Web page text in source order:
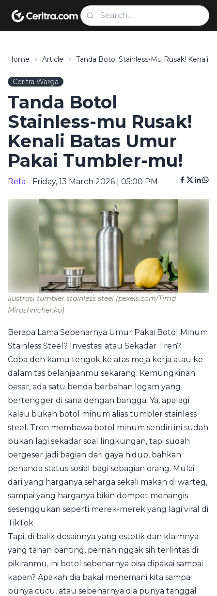
Home Article Tanda Botol Stainless-Mu Rusak! Kenali
Ceritra Warga
Tanda Botol
Stainless-mu Rusak!
Kenali Batas Umur
Pakai Tumbler-mu!
Refa - Friday, 13 March 2026 | 05:00 PM
Ilustrasi tumbler stainless steel (pexels.com/Tima
Miroshnichenko)
Berapa Lama Sebenarnya Umur Pakai Botol Minum
Stainless Steel? Investasi atau Sekadar Tren?
Coba deh kamu tengok ke atas meja kerja atau ke
dalam tas belanjaanmu sekarang. Kemungkinan
besar, ada satu benda berbahan logam yang
bertengger di sana dengan bangga. Ya, apalagi
kalau bukan botol minum alias tumbler stainless
steel. Tren membawa botol minum sendiri ini sudah
bukan lagi sekadar soal lingkungan, tapi sudah
bergeser jadi bagian dari gaya hidup, bahkan
penanda status sosial bagi sebagian orang. Mulai
dari yang harganya seharga sekali makan di warteg,
sampai yang harganya bikin dompet menangis
sesenggukan seperti merek-merek yang lagi viral di
TikTok.
Tapi, di balik desainnya yang estetik dan klaimnya
yang tahan banting, pernah nggak sih terlintas di
pikiranmu, ini botol sebenarnya bisa dipakai sampai
kapan? Apakah dia bakal menemani kita sampai
punya cucu, atau sebenarnya dia punya tanggal